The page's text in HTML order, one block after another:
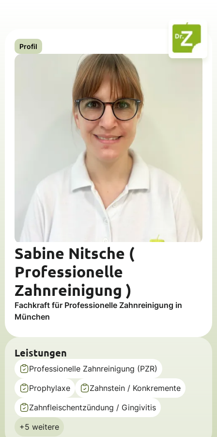
Profil
Sabine Nitsche (
Professionelle
Zahnreinigung )
Fachkraft für Professionelle Zahnreinigung in
München
Leistungen
Professionelle Zahnreinigung (PZR)
Prophylaxe
Zahnstein / Konkremente
Zahnfleischentzündung / Gingivitis
+5 weitere